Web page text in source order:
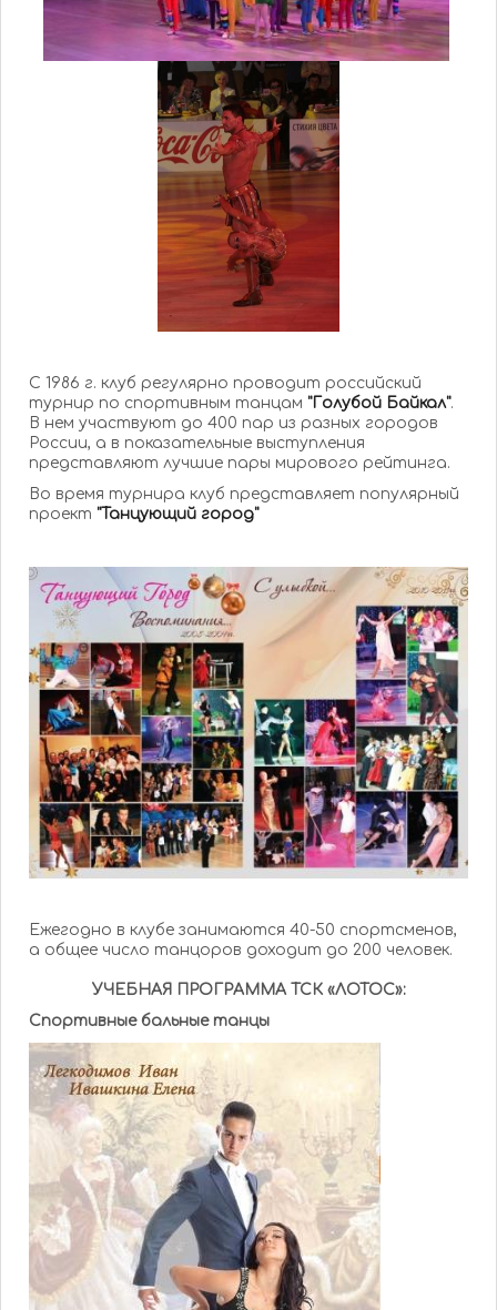
С 1986 г. клуб регулярно проводит российский
турнир по спортивным танцам "Голубой Байкал".
В нем участвуют до 400 пар из разных городов
России, а в показательные выступления
представляют лучшие пары мирового рейтинга.
Во время турнира клуб представляет популярный
проект "Танцующий город"
Ежегодно в клубе занимаются 40-50 спортсменов,
а общее число танцоров доходит до 200 человек.
УЧЕБНАЯ ПРОГРАММА ТСК «ЛОТОС»:
Спортивные бальные танцы